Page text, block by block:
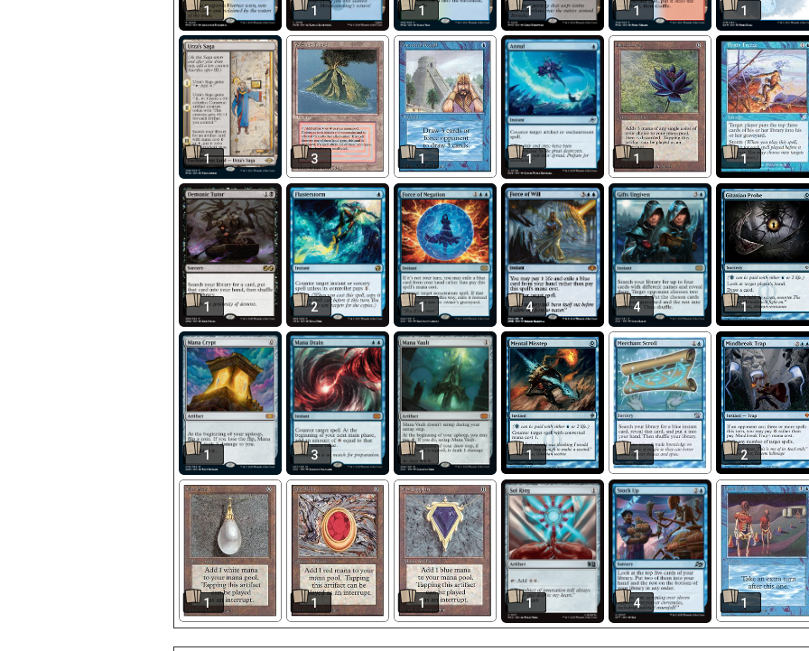
1 1 1 1 1 1
1 3 1 1 1 1
1 2 1 4 4 1
1 3 1 1 1 2
1 1 1 1 4 1